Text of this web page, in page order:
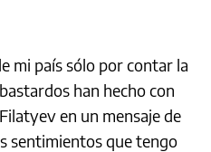
mi país sólo por contar la
han hecho con
en un mensaje de
sentimientos que tengo